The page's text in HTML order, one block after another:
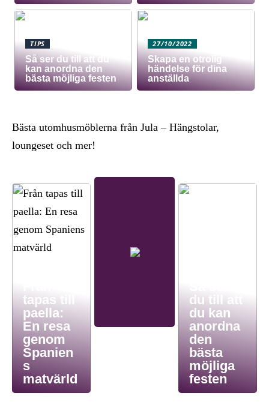
TIPS
Så ser du till att du
kan anordna den
bästa möjliga festen
27/10/2022
Skapa en otrolig
händelse för dina
anställda
Bästa utomhusmöblerna från Jula – Hängstolar,
loungeset och mer!
tapas till
paella:
En resa
genom
Spanien
s
matvärld
du till att
du kan
anordna
den
bästa
möjliga
festen